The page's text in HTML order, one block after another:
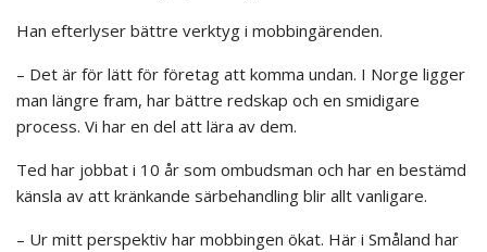
Han efterlyser bättre verktyg i mobbingärenden.
– Det är för lätt för företag att komma undan. I Norge ligger
man längre fram, har bättre redskap och en smidigare
process. Vi har en del att lära av dem.
Ted har jobbat i 10 år som ombudsman och har en bestämd
känsla av att kränkande särbehandling blir allt vanligare.
– Ur mitt perspektiv har mobbingen ökat. Här i Småland har